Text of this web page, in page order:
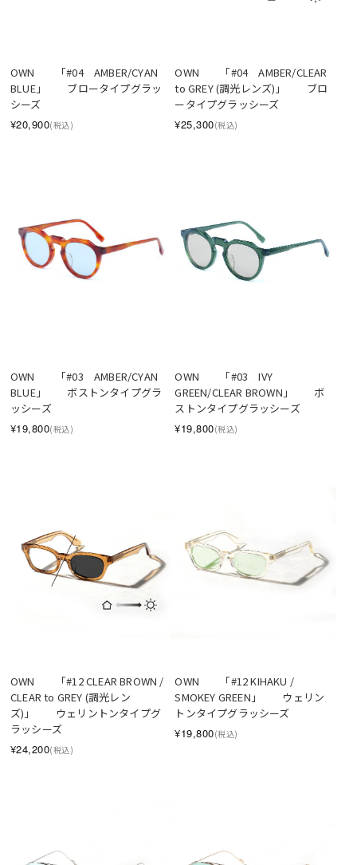
OWN　　「#04　AMBER/CYAN
BLUE」　　ブロータイプグラッ
シーズ
¥20,900(税込)
OWN　　「#04　AMBER/CLEAR
to GREY (調光レンズ)」　　ブロ
ータイプグラッシーズ
¥25,300(税込)
OWN　　「#03　AMBER/CYAN
BLUE」　　ボストンタイプグラ
ッシーズ
¥19,800(税込)
OWN　　「#03　IVY
GREEN/CLEAR BROWN」　　ボ
ストンタイプグラッシーズ
¥19,800(税込)
OWN　　「#12 CLEAR BROWN /
CLEAR to GREY (調光レン
ズ)」　　ウェリントンタイプグ
ラッシーズ
¥24,200(税込)
OWN　　「#12 KIHAKU /
SMOKEY GREEN」　　ウェリン
トンタイプグラッシーズ
¥19,800(税込)